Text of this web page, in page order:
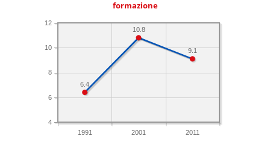
formazione
1991 2001 2011
4
6
8
10
12
9.1
10.8
6.4